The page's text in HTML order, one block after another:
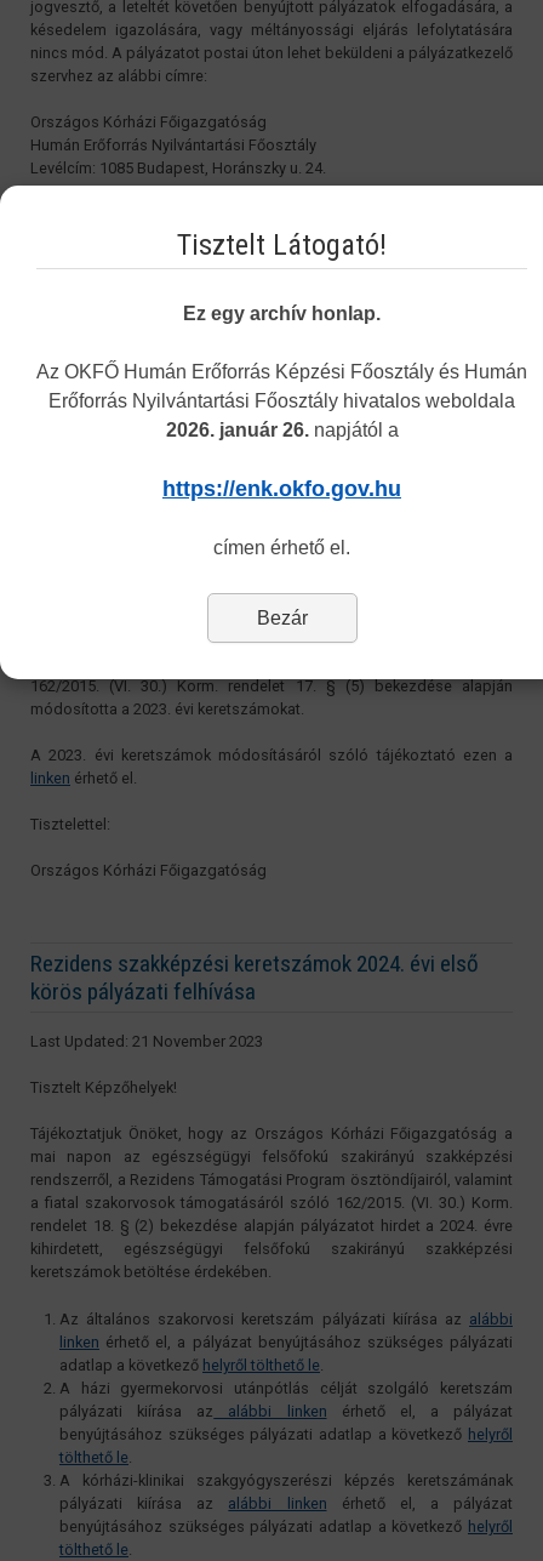
jogvesztő, a leteltét követően benyújtott pályázatok elfogadására, a
késedelem igazolására, vagy méltányossági eljárás lefolytatására
nincs mód. A pályázatot postai úton lehet beküldeni a pályázatkezelő
szervhez az alábbi címre:
Országos Kórházi Főigazgatóság
Humán Erőforrás Nyilvántartási Főosztály
Levélcím: 1085 Budapest, Horánszky u. 24.
benyújtás határideje szempontjából a postára adás napja számít. A
pályázatokat elektronikus úton is kérjük megküldeni a
Az egészségügyi felsőfokú szakirányú szakképzés
2023. évi keretszámainak átcsoportosítása
A Belügyminisztérium az egészségügyi felsőfokú szakirányú
szakképzési rendszerről, a Rezidens Támogatási Program
162/2015. (VI. 30.) Korm. rendelet 17. § (5) bekezdése alapján
módosította a 2023. évi keretszámokat.
A 2023. évi keretszámok módosításáról szóló tájékoztató ezen a
linken érhető el.
Tisztelettel:
Országos Kórházi Főigazgatóság
Rezidens szakképzési keretszámok 2024. évi első
körös pályázati felhívása
Last Updated: 21 November 2023
Tisztelt Képzőhelyek!
Tájékoztatjuk Önöket, hogy az Országos Kórházi Főigazgatóság a
mai napon az egészségügyi felsőfokú szakirányú szakképzési
rendszerről, a Rezidens Támogatási Program ösztöndíjairól, valamint
a fiatal szakorvosok támogatásáról szóló 162/2015. (VI. 30.) Korm.
rendelet 18. § (2) bekezdése alapján pályázatot hirdet a 2024. évre
kihirdetett, egészségügyi felsőfokú szakirányú szakképzési
keretszámok betöltése érdekében.
Az általános szakorvosi keretszám pályázati kiírása az alábbi
linken érhető el, a pályázat benyújtásához szükséges pályázati
adatlap a következő helyről tölthető le
A házi gyermekorvosi utánpótlás célját szolgáló keretszám
pályázati kiírása az alábbi linken érhető el, a pályázat
benyújtásához szükséges pályázati adatlap a következő helyről
tölthető le
A kórházi-klinikai szakgyógyszerészi képzés keretszámának
pályázati kiírása az alábbi linken érhető el, a pályázat
benyújtásához szükséges pályázati adatlap a következő helyről
tölthető le
Tisztelt Látogató!
Ez egy archív honlap.
Az OKFŐ Humán Erőforrás Képzési Főosztály és Humán
Erőforrás Nyilvántartási Főosztály hivatalos weboldala
2026. január 26.napjától a
https://enk.okfo.gov.hu
címen érhető el.
Bezár